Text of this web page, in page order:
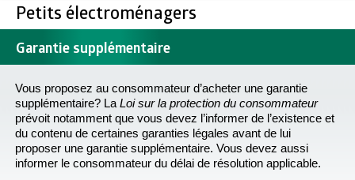
Petits électroménagers
Garantie supplémentaire
Vous proposez au consommateur d’acheter une garantie
supplémentaire? La Loi sur la protection du consommateur
prévoit notamment que vous devez l’informer de l’existence et
du contenu de certaines garanties légales avant de lui
proposer une garantie supplémentaire. Vous devez aussi
informer le consommateur du délai de résolution applicable.